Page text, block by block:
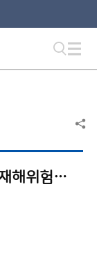
장동언 기상청 차장, 경기 남부 재해위험지역 현장 방문